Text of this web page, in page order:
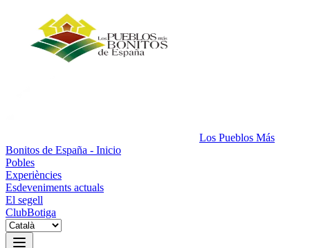
Los Pueblos Más
Bonitos de España - Inicio
Pobles
Experiències
Esdeveniments actuals
El segell
ClubBotiga